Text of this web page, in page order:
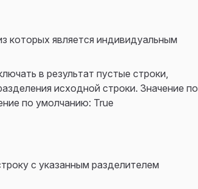
которых является индивидуальным
в результат пустые строки,
исходной строки. Значение по
по умолчанию: True
с указанным разделителем